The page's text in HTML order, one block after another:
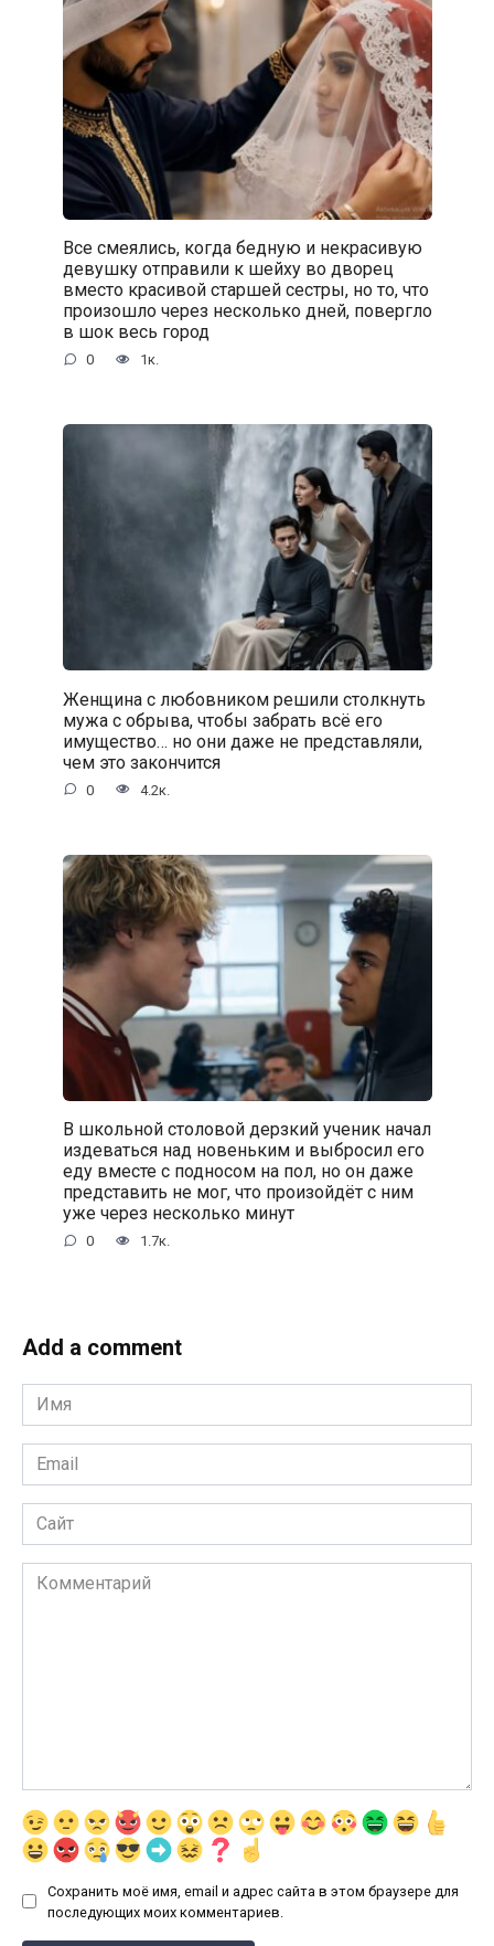
Все смеялись, когда бедную и некрасивую
девушку отправили к шейху во дворец
вместо красивой старшей сестры, но то, что
произошло через несколько дней, повергло
в шок весь город
0 1к.
Женщина с любовником решили столкнуть
мужа с обрыва, чтобы забрать всё его
имущество… но они даже не представляли,
чем это закончится
0 4.2к.
В школьной столовой дерзкий ученик начал
издеваться над новеньким и выбросил его
еду вместе с подносом на пол, но он даже
представить не мог, что произойдёт с ним
уже через несколько минут
0 1.7к.
Add a comment
Имя
*
Email
*
Сайт
Комментарий
Сохранить моё имя, email и адрес сайта в этом браузере для
последующих моих комментариев.